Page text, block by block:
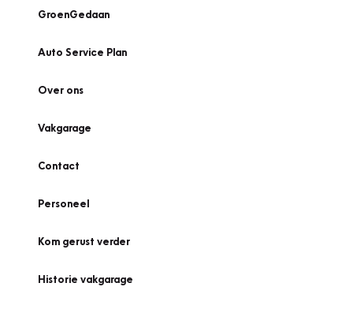
GroenGedaan
Auto Service Plan
Over ons
Vakgarage
Contact
Personeel
Kom gerust verder
Historie vakgarage